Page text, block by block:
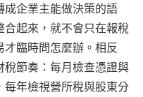
成企業主能做決策的語
起來，就不會只在報稅
臨時問怎麼辦。相反
節奏：每月檢查憑證與
年檢視營所稅與股東分